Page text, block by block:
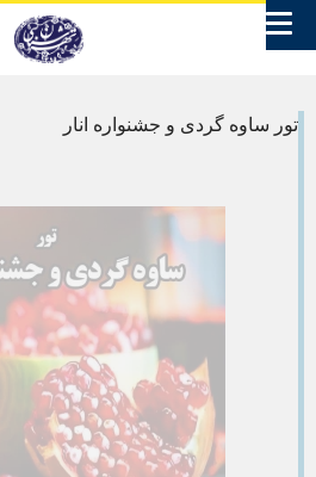
تور ساوه گردی و جشنواره انار